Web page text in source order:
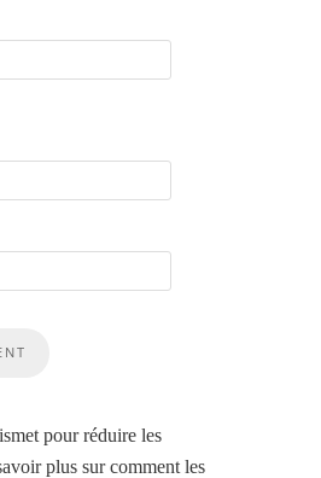
pour réduire les
plus sur comment les